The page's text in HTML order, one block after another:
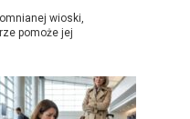
wioski,
pomoże jej